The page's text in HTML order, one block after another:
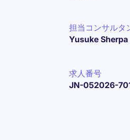
担当コンサルタ
Yusuke Sherpa
求人番号
JN-052026-